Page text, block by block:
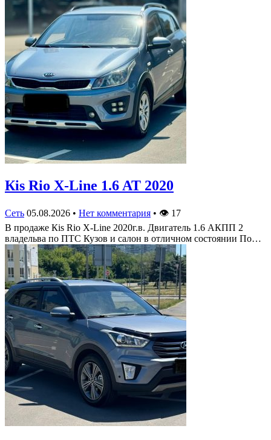
Кis Rio X-Line 1.6 AT 2020
Сеть 05.08.2026 • Нет комментария • 👁 17
В продаже Кis Rio X-Line 2020г.в. Двигатель 1.6 АКПП 2
владельва по ПТС Кузов и салон в отличном состоянии По…